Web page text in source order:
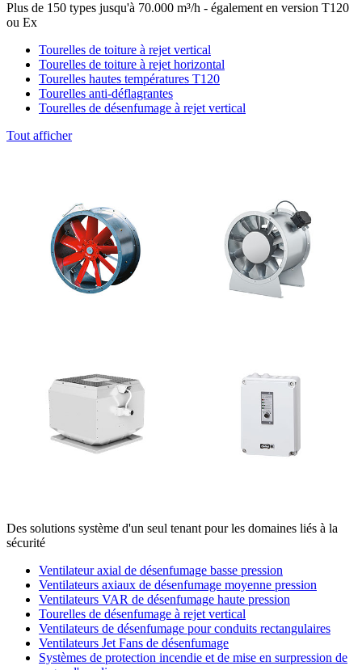
Plus de 150 types jusqu'à 70.000 m³/h - également en version T120
ou Ex
Tourelles de toiture à rejet vertical
Tourelles de toiture à rejet horizontal
Tourelles hautes températures T120
Tourelles anti-déflagrantes
Tourelles de désenfumage à rejet vertical
Tout afficher
Des solutions système d'un seul tenant pour les domaines liés à la
sécurité
Ventilateur axial de désenfumage basse pression
Ventilateurs axiaux de désenfumage moyenne pression
Ventilateurs VAR de désenfumage haute pression
Tourelles de désenfumage à rejet vertical
Ventilateurs de désenfumage pour conduits rectangulaires
Ventilateurs Jet Fans de désenfumage
Systèmes de protection incendie et de mise en surpression de